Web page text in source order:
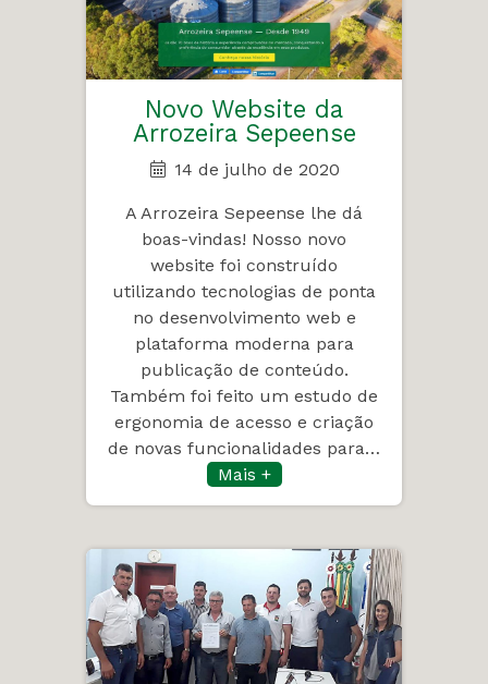
Novo Website da
Arrozeira Sepeense
14 de julho de 2020
A Arrozeira Sepeense lhe dá
boas-vindas! Nosso novo
website foi construído
utilizando tecnologias de ponta
no desenvolvimento web e
plataforma moderna para
publicação de conteúdo.
Também foi feito um estudo de
ergonomia de acesso e criação
de novas funcionalidades para…
Mais +